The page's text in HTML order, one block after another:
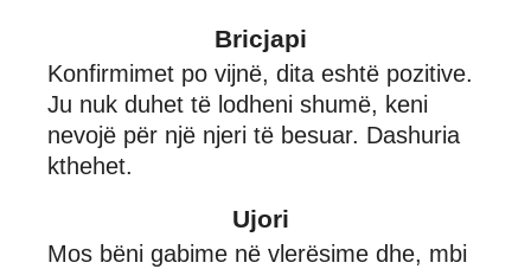
Bricjapi
Konfirmimet po vijnë, dita eshtë pozitive.
Ju nuk duhet të lodheni shumë, keni
nevojë për një njeri të besuar. Dashuria
kthehet.
Ujori
Mos bëni gabime në vlerësime dhe, mbi